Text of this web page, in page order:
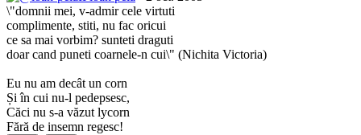
\"domnii mei, v-admir cele virtuti
complimente, stiti, nu fac oricui
ce sa mai vorbim? sunteti draguti
doar cand puneti coarnele-n cui\" (Nichita Victoria)
Eu nu am decât un corn
Și în cui nu-l pedepsesc,
Căci nu s-a văzut lycorn
Fără de insemn regesc!